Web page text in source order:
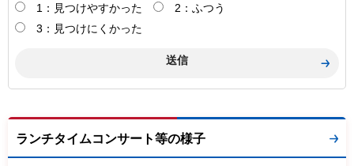
1：見つけやすかった
2：ふつう
3：見つけにくかった
ランチタイムコンサート等の様子